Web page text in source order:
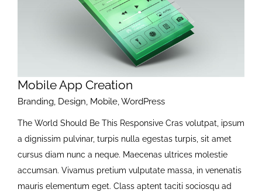
Mobile App Creation
Branding, Design, Mobile,WordPress
The World Should Be This Responsive Cras volutpat, ipsum
a dignissim pulvinar, turpis nulla egestas turpis, sit amet
cursus diam nunc a neque. Maecenas ultrices molestie
accumsan. Vivamus pretium vulputate massa, in venenatis
mauris elementum eget. Class aptent taciti sociosqu ad